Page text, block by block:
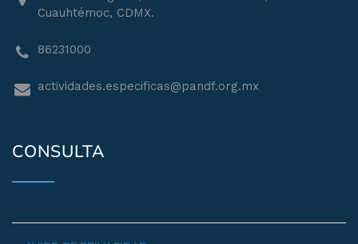
Cuauhtémoc, CDMX.
86231000
actividades.especificas@pandf.org.mx
CONSULTA